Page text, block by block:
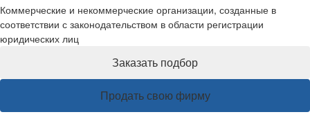
Коммерческие и некоммерческие организации, созданные в
соответствии с законодательством в области регистрации
юридических лиц
Заказать подбор
Продать свою фирму